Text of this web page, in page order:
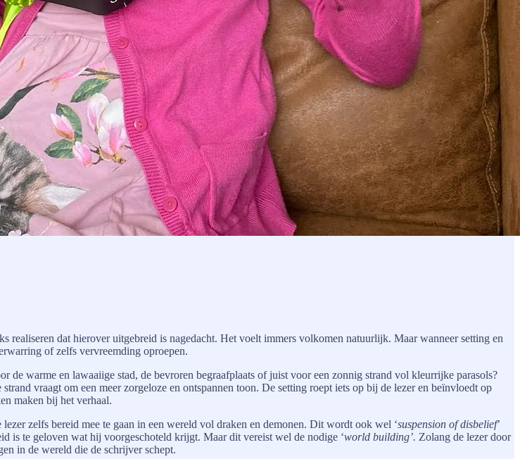
realiseren dat hierover uitgebreid is nagedacht. Het voelt immers volkomen natuurlijk. Maar wanneer setting en
of zelfs vervreemding oproepen.
de warme en lawaaiige stad, de bevroren begraafplaats of juist voor een zonnig strand vol kleurrijke parasols?
vraagt om een meer zorgeloze en ontspannen toon. De setting roept iets op bij de lezer en beïnvloedt op
maken bij het verhaal.
zelfs bereid mee te gaan in een wereld vol draken en demonen. Dit wordt ook wel ‘suspension of disbelief’
is te geloven wat hij voorgeschoteld krijgt. Maar dit vereist wel de nodige ‘world building’. Zolang de lezer door
in de wereld die de schrijver schept.